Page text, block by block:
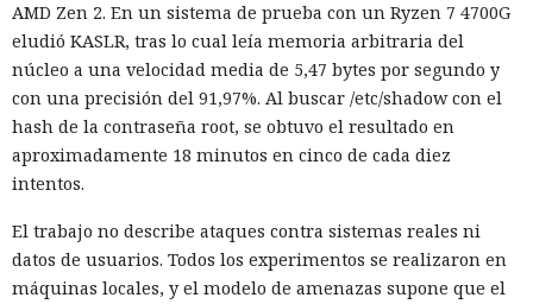
AMD Zen 2. En un sistema de prueba con un Ryzen 7 4700G
eludió KASLR, tras lo cual leía memoria arbitraria del
núcleo a una velocidad media de 5,47 bytes por segundo y
con una precisión del 91,97%. Al buscar /etc/shadow con el
hash de la contraseña root, se obtuvo el resultado en
aproximadamente 18 minutos en cinco de cada diez
intentos.
El trabajo no describe ataques contra sistemas reales ni
datos de usuarios. Todos los experimentos se realizaron en
máquinas locales, y el modelo de amenazas supone que el